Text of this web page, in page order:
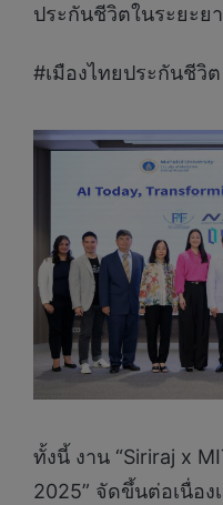
ประกันชีวิตในระยะย
#เมืองไทยประกันชีวิ
ทั้งนี้ งาน “Siriraj x
2025” จัดขึ้นต่อเนื่อง